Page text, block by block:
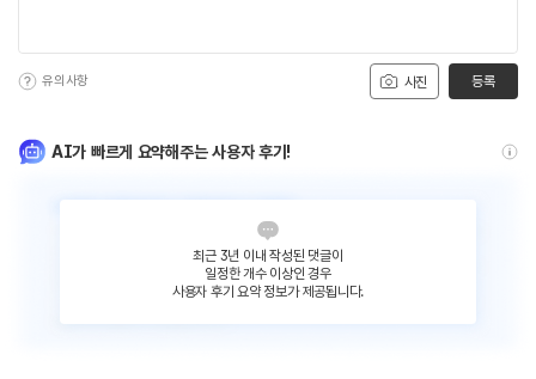
사진
유의사항 등록
AI가 빠르게 요약해주는 사용자 후기!
최근 3년 이내 작성된 댓글이
일정한 개수 이상인 경우
사용자 후기 요약 정보가 제공됩니다.